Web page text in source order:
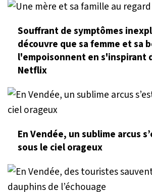
Souffrant de symptômes
découvre que sa femme et sa
l'empoisonnent en s'inspirant
Netflix
En Vendée, un sublime arcus
sous le ciel orageux